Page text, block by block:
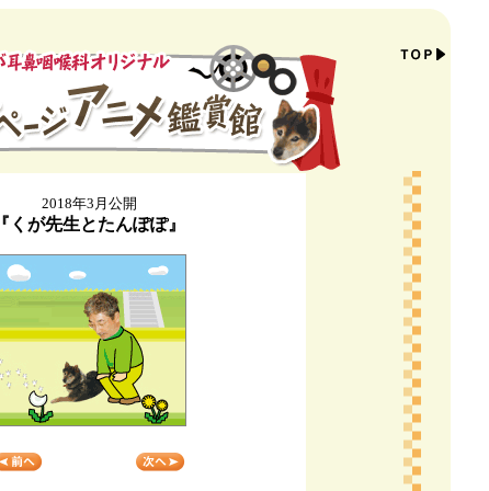
2018年3月公開
『くが先生とたんぽぽ』